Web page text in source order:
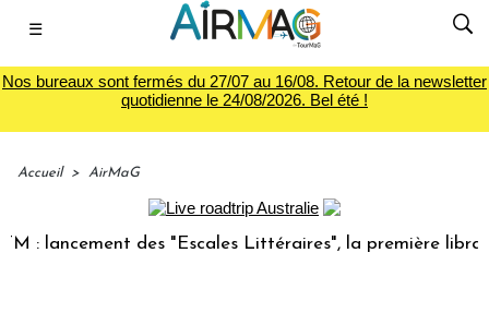
☰
Nos bureaux sont fermés du 27/07 au 16/08. Retour de la newsletter
quotidienne le 24/08/2026. Bel été !
Accueil > AirMaG
des "Escales Littéraires", la première librairie du